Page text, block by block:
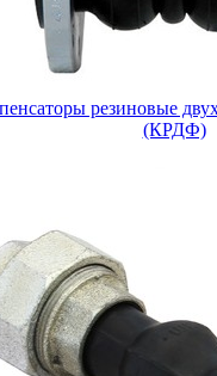
резиновые
(КРДФ)